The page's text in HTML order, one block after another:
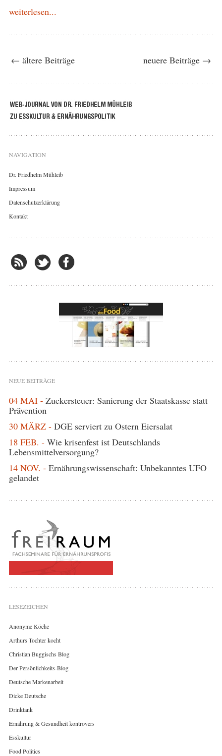
weiterlesen...
← ältere Beiträge neuere Beiträge →
NAVIGATION
Dr. Friedhelm Mühleib
Impressum
Datenschutzerklärung
Kontakt
NEUE BEITRÄGE
04 MAI - Zuckersteuer: Sanierung der Staatskasse statt
Prävention
30 MÄRZ - DGE serviert zu Ostern Eiersalat
18 FEB. - Wie krisenfest ist Deutschlands
Lebensmittelversorgung?
14 NOV. - Ernährungswissenschaft: Unbekanntes UFO
gelandet
LESEZEICHEN
Anonyme Köche
Arthurs Tochter kocht
Christian Buggischs Blog
Der Persönlichkeits-Blog
Deutsche Markenarbeit
Dicke Deutsche
Drinktank
Ernährung & Gesundheit kontrovers
Esskultur
Food Politics